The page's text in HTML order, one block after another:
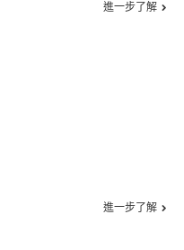
進一步了解
進一步了解